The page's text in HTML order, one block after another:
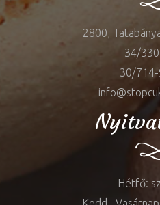
2800,
34/
30/
Hétfő: